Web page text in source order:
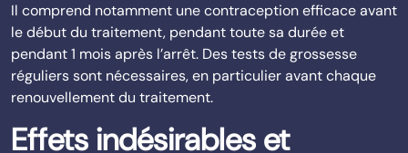
Il comprend notamment une contraception efficace avant
le début du traitement, pendant toute sa durée et
pendant 1 mois après l’arrêt. Des tests de grossesse
réguliers sont nécessaires, en particulier avant chaque
renouvellement du traitement.
Effets indésirables et